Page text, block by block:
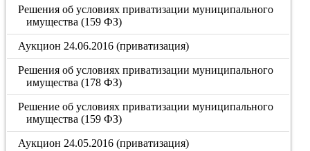
Решения об условиях приватизации муниципального
имущества (159 ФЗ)
Аукцион 24.06.2016 (приватизация)
Решения об условиях приватизации муниципального
имущества (178 ФЗ)
Решение об условиях приватизации муниципального
имущества (159 ФЗ)
Аукцион 24.05.2016 (приватизация)